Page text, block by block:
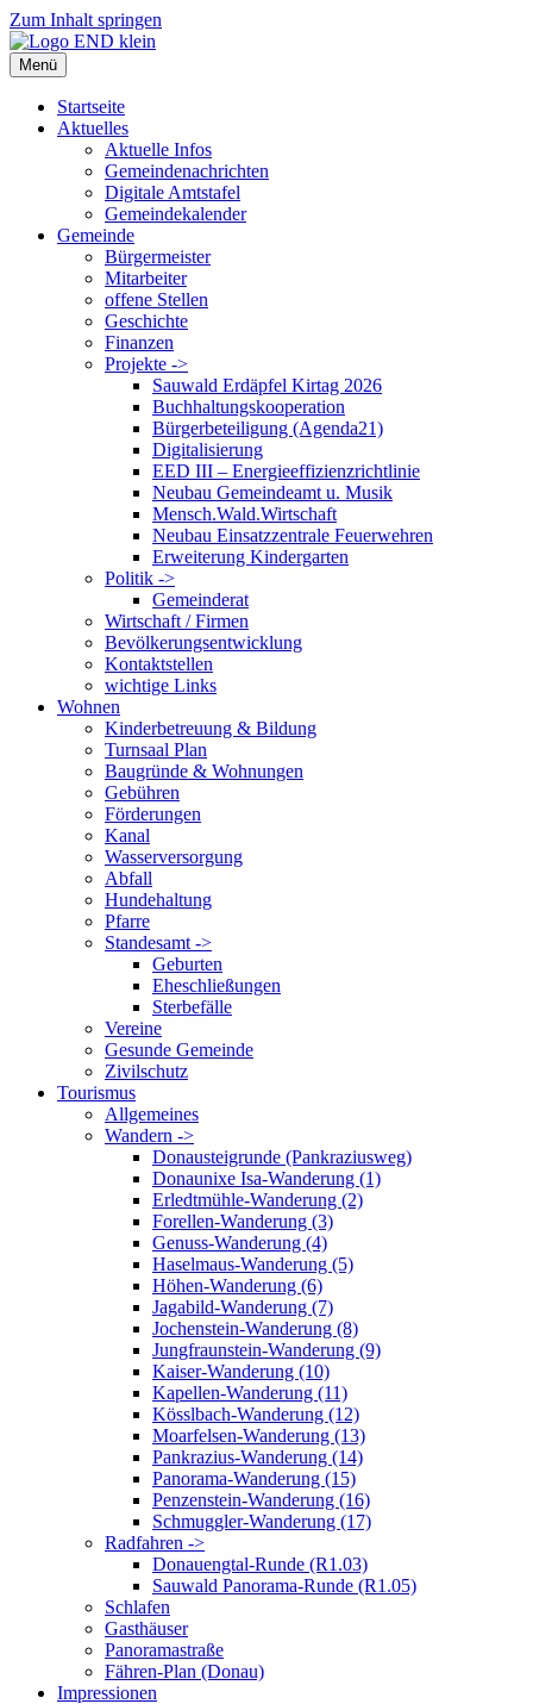
Zum Inhalt springen
Menü
Startseite
Aktuelles
Aktuelle Infos
Gemeindenachrichten
Digitale Amtstafel
Gemeindekalender
Gemeinde
Bürgermeister
Mitarbeiter
offene Stellen
Geschichte
Finanzen
Projekte ->
Sauwald Erdäpfel Kirtag 2026
Buchhaltungskooperation
Bürgerbeteiligung (Agenda21)
Digitalisierung
EED III – Energieeffizienzrichtlinie
Neubau Gemeindeamt u. Musik
Mensch.Wald.Wirtschaft
Neubau Einsatzzentrale Feuerwehren
Erweiterung Kindergarten
Politik ->
Gemeinderat
Wirtschaft / Firmen
Bevölkerungsentwicklung
Kontaktstellen
wichtige Links
Wohnen
Kinderbetreuung & Bildung
Turnsaal Plan
Baugründe & Wohnungen
Gebühren
Förderungen
Kanal
Wasserversorgung
Abfall
Hundehaltung
Pfarre
Standesamt ->
Geburten
Eheschließungen
Sterbefälle
Vereine
Gesunde Gemeinde
Zivilschutz
Tourismus
Allgemeines
Wandern ->
Donausteigrunde (Pankraziusweg)
Donaunixe Isa-Wanderung (1)
Erledtmühle-Wanderung (2)
Forellen-Wanderung (3)
Genuss-Wanderung (4)
Haselmaus-Wanderung (5)
Höhen-Wanderung (6)
Jagabild-Wanderung (7)
Jochenstein-Wanderung (8)
Jungfraunstein-Wanderung (9)
Kaiser-Wanderung (10)
Kapellen-Wanderung (11)
Kösslbach-Wanderung (12)
Moarfelsen-Wanderung (13)
Pankrazius-Wanderung (14)
Panorama-Wanderung (15)
Penzenstein-Wanderung (16)
Schmuggler-Wanderung (17)
Radfahren ->
Donauengtal-Runde (R1.03)
Sauwald Panorama-Runde (R1.05)
Schlafen
Gasthäuser
Panoramastraße
Fähren-Plan (Donau)
Impressionen